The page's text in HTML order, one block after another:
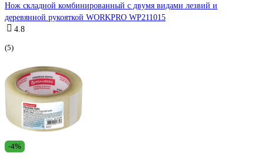
Нож складной комбинированный с двумя видами лезвий и
деревянной рукояткой WORKPRO WP211015
4.8
(5)
-4%